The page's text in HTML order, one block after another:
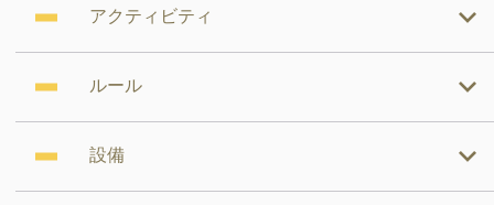
アクティビティ
ルール
設備